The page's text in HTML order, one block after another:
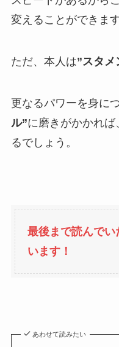
変えることができます
ただ、本人は”スタメ
更なるパワーを身につ
ル”に磨きがかかれば
るでしょう。
最後まで読んで
います！
あわせて読みたい